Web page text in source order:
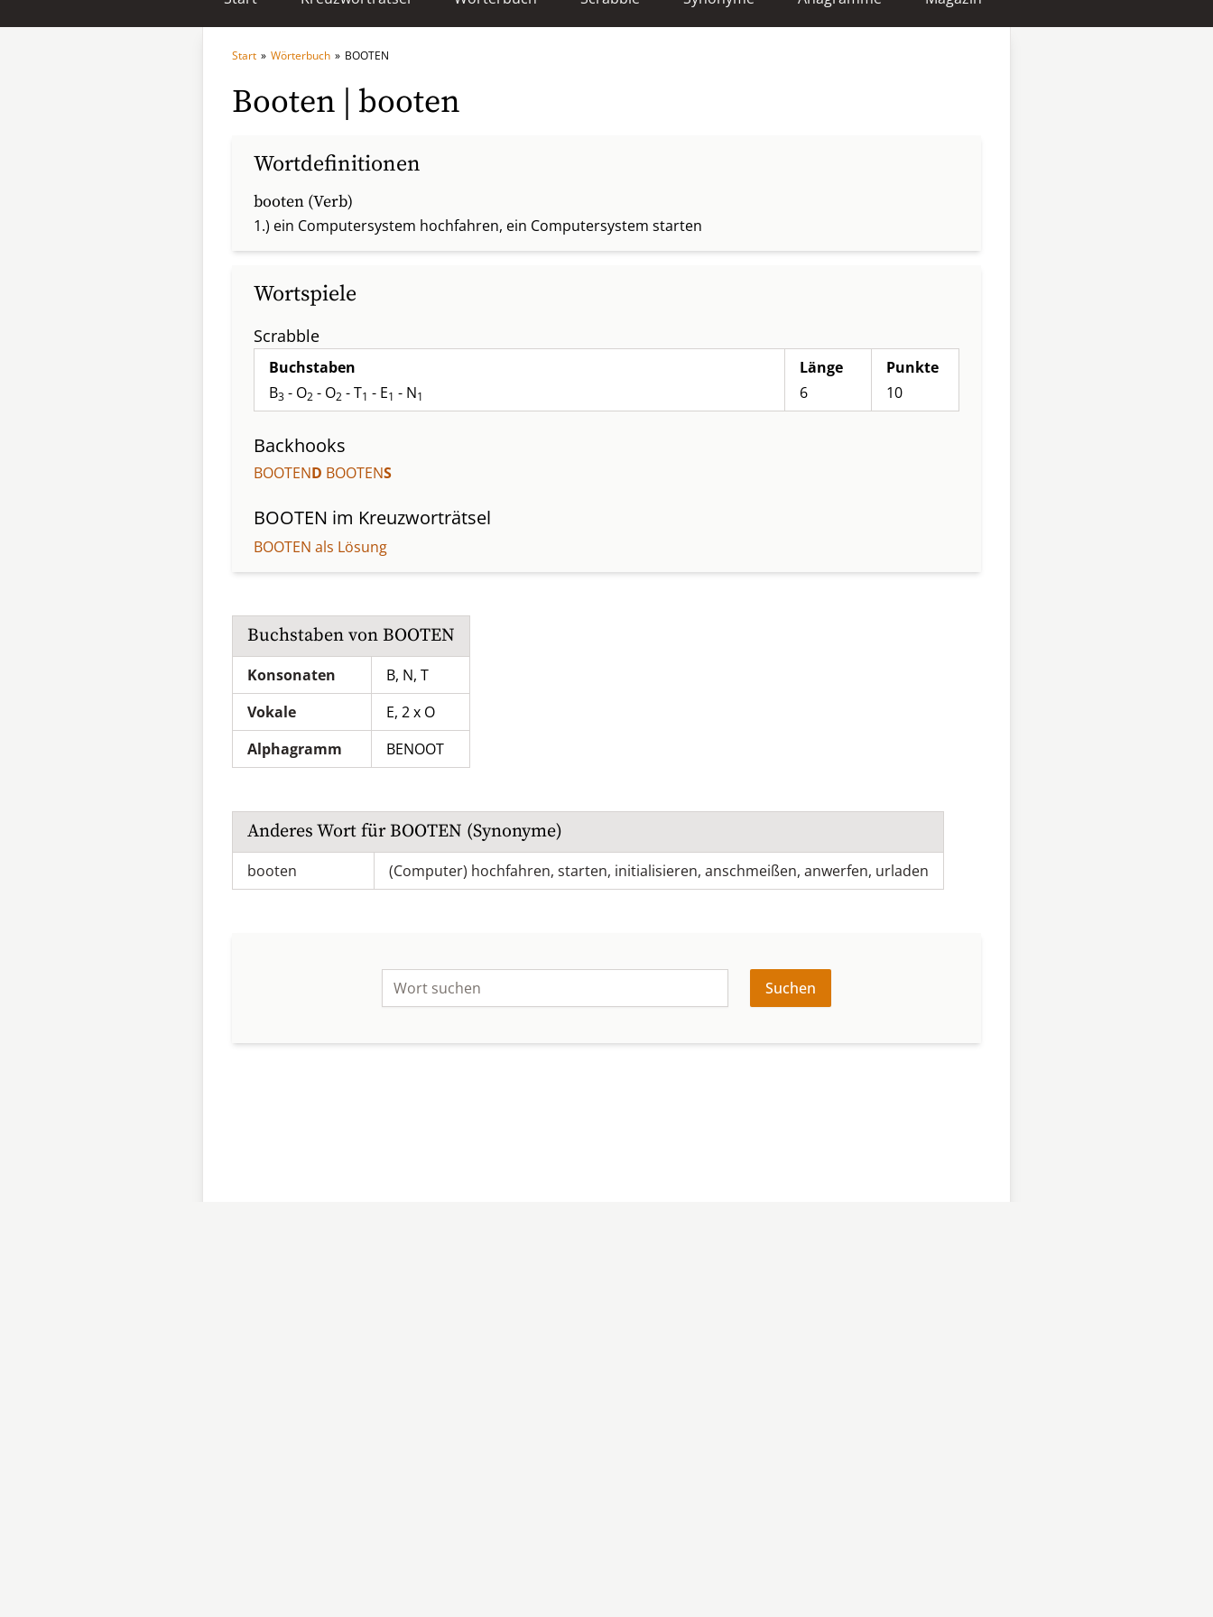
Start » Wörterbuch » BOOTEN
Booten | booten
Wortdefinitionen
booten (Verb)
1.) ein Computersystem hochfahren, ein Computersystem starten
Wortspiele
Scrabble
Buchstaben
B3 - O2 - O2 - T1 - E1 - N1
Länge
6
Punkte
10
Backhooks
BOOTEND BOOTENS
BOOTEN im Kreuzworträtsel
BOOTEN als Lösung
Buchstaben von BOOTEN
Konsonaten
B, N, T
Vokale
E, 2 x O
Alphagramm
BENOOT
Anderes Wort fürBOOTEN (Synonyme)
booten (Computer) hochfahren, starten, initialisieren, anschmeißen, anwerfen, urladen
Suchen